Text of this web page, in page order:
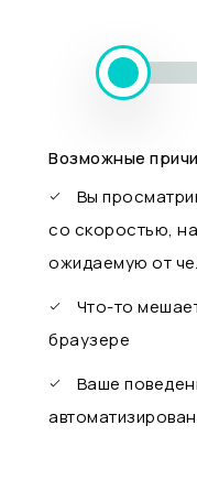
Возможные
Вы
со скоростью,
ожидаемую от
Что-то
браузере
Ваше